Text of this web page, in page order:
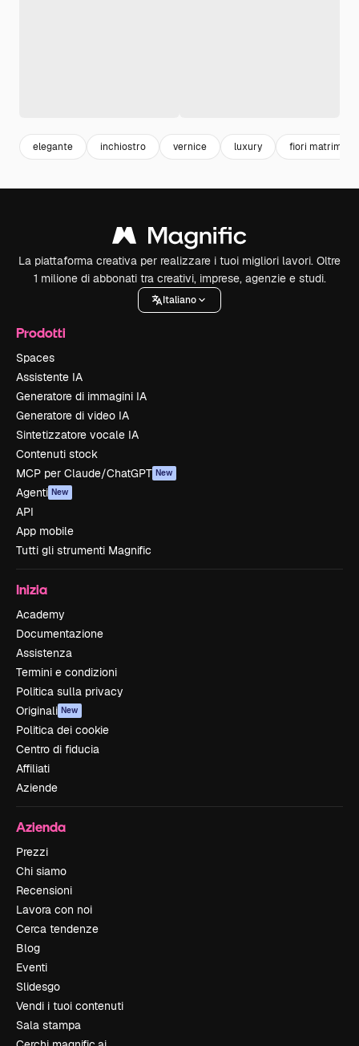
elegante inchiostro vernice luxury fiori
La piattaforma creativa per realizzare i tuoi migliori lavori. Oltre
1 milione di abbonati tra creativi, imprese, agenzie e studi.
Italiano
Prodotti
Spaces
Assistente IA
Generatore di immagini IA
Generatore di video IA
Sintetizzatore vocale IA
Contenuti stock
MCP per Claude/ChatGPT New
Agenti New
API
App mobile
Tutti gli strumenti Magnific
Inizia
Academy
Documentazione
Assistenza
Termini e condizioni
Politica sulla privacy
Originali New
Politica dei cookie
Centro di fiducia
Affiliati
Aziende
Azienda
Prezzi
Chi siamo
Recensioni
Lavora con noi
Cerca tendenze
Blog
Eventi
Slidesgo
Vendi i tuoi contenuti
Sala stampa